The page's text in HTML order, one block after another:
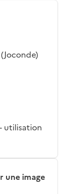
utilisation
une image